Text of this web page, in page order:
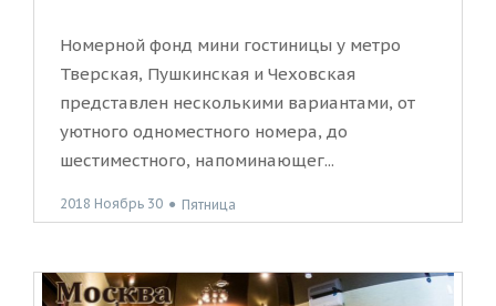
Номерной фонд мини гостиницы у метро
Тверская, Пушкинская и Чеховская
представлен несколькими вариантами, от
уютного одноместного номера, до
шестиместного, напоминающег...
2018 Ноябрь 30 ● Пятница